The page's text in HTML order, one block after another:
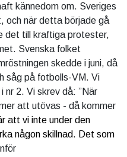
kännedom om. Sveriges
och när detta började gå
det till kraftiga protester,
Svenska folket
skedde i juni, då
såg på fotbolls-VM. Vi
nr 2. Vi skrev då: ”När
att utövas - då kommer
att vi inte under den
någon skillnad. Det som
Inför